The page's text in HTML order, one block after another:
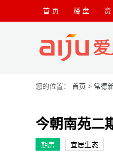
首 页 楼 盘 资
您的位置： 首页 > 常德
今朝南苑二
期房 宜居生态